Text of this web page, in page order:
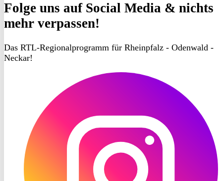
Folge uns auf Social Media & nichts
mehr verpassen!
Das RTL-Regionalprogramm für Rheinpfalz - Odenwald -
Neckar!
Instagram